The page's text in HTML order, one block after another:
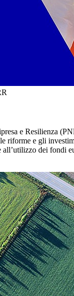
e Resilienza
riforme e gli
all’utilizzo dei fondi